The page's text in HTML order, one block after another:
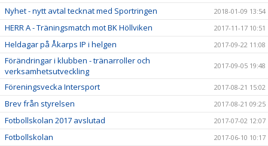
Nyhet - nytt avtal tecknat med Sportringen 2018-01-09 13:54
HERR A - Träningsmatch mot BK Höllviken 2017-11-17 10:51
Heldagar på Åkarps IP i helgen 2017-09-22 11:08
Förändringar i klubben - tränarroller och
verksamhetsutveckling
2017-09-05 19:48
Föreningsvecka Intersport 2017-08-21 15:02
Brev från styrelsen 2017-08-21 09:25
Fotbollskolan 2017 avslutad 2017-07-02 12:07
Fotbollskolan 2017-06-10 10:17